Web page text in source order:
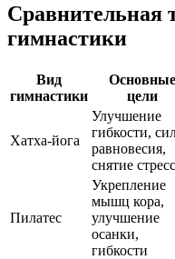
Сравнительная
гимнастики
Вид
гимнастики
Основные
цели
Хатха-йога
Улучшение
гибкости,
равновесия,
снятие
Пилатес
Укрепление
мышц кора,
улучшение
осанки,
гибкости